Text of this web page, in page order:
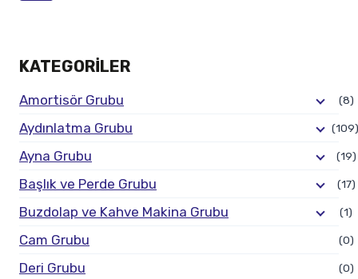
KATEGORILER
Amortisör Grubu (8)
Aydınlatma Grubu (109)
Ayna Grubu (19)
Başlık ve Perde Grubu (17)
Buzdolap ve Kahve Makina Grubu (1)
Cam Grubu (0)
Deri Grubu (0)